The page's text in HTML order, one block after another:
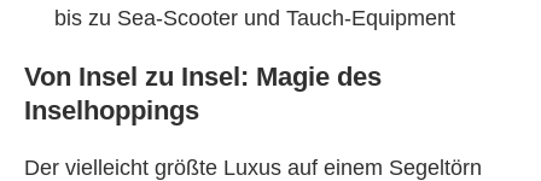
bis zu Sea-Scooter und Tauch-Equipment
Von Insel zu Insel: Magie des
Inselhoppings
Der vielleicht größte Luxus auf einem Segeltörn